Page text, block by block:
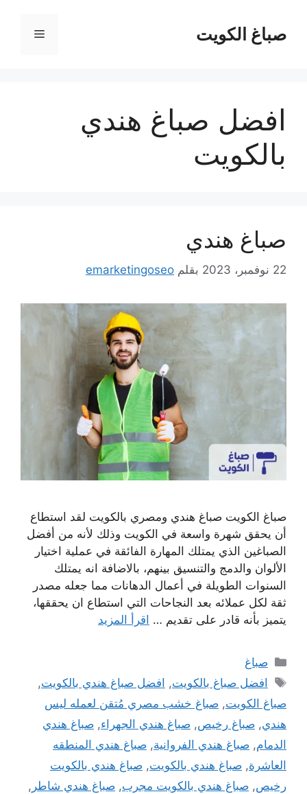
المحتوىصباغ الكويت القائمة
افضل صباغ هندي
بالكويت
صباغ هندي
22 نوفمبر، 2023 بقلم emarketingoseo
صباغ الكويت صباغ هندي ومصري بالكويت لقد استطاع
أن يحقق شهرة واسعة في الكويت وذلك لأنه من أفضل
الصباغين الذي يمتلك المهارة الفائقة في عملية اختيار
الألوان والدمج والتنسيق بينهم، بالاضافة انه يمتلك
السنوات الطويلة في أعمال الدهانات مما جعله مصدر
ثقة لكل عملائه بعد النجاحات التي استطاع ان يحققها،
يتميز بأنه قادر على تقديم … اقرأ المزيد
التصنيفات
صباغ
الوسوم
افضل صباغ بالكويت, افضل صباغ هندي بالكويت,
صباغ الكويت, صباغ خشب مصري مُتقن لعمله ليس
هندي, صباغ رخيص, صباغ هندي الجهراء, صباغ هندي
الدمام, صباغ هندي الفروانية, صباغ هندي المنطقه
العاشرة, صباغ هندي بالكويت, صباغ هندي بالكويت
رخيص, صباغ هندي بالكويت مجرب, صباغ هندي شاطر ,